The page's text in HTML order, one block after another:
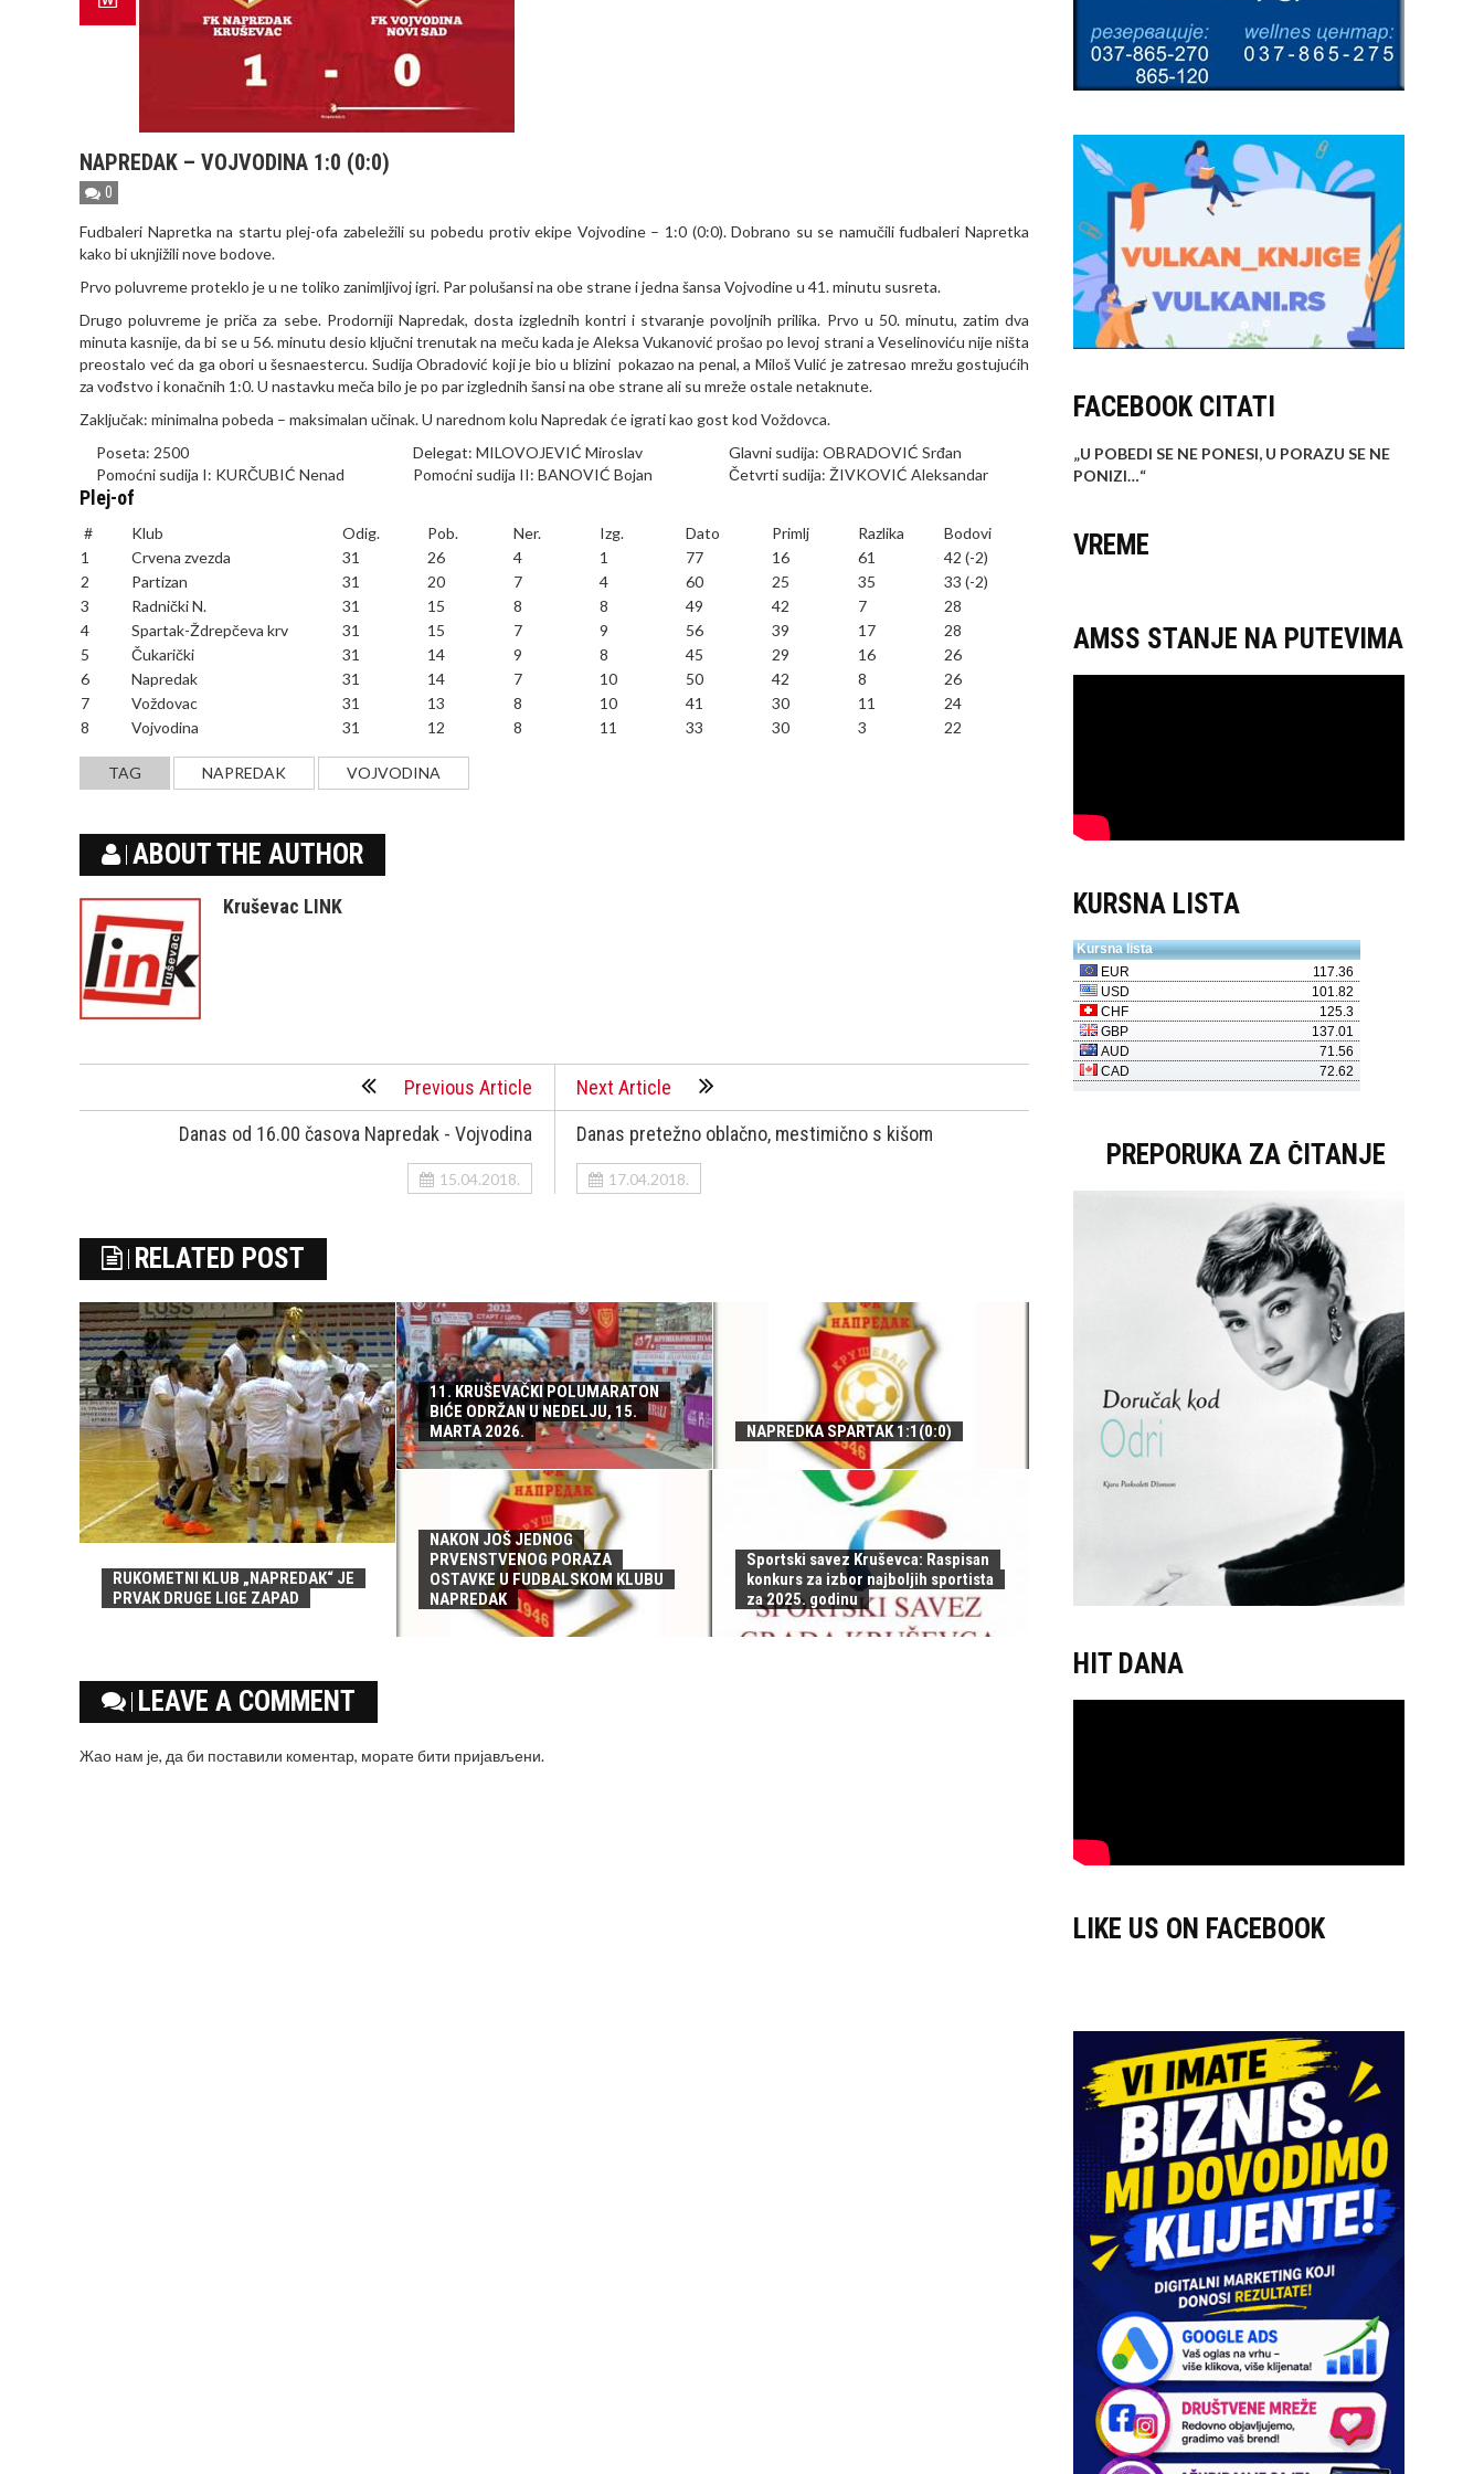
NAPREDAK – VOJVODINA 1:0 (0:0)
0
Fudbaleri Napretka na startu plej-ofa zabeležili su pobedu protiv ekipe Vojvodine – 1:0 (0:0). Dobrano su se namučili fudbaleri Napretka
kako bi uknjižili nove bodove.
Prvo poluvreme proteklo je u ne toliko zanimljivoj igri. Par polušansi na obe strane i jedna šansa Vojvodine u 41. minutu susreta.
Drugo poluvreme je priča za sebe. Prodorniji Napredak, dosta izglednih kontri i stvaranje povoljnih prilika. Prvo u 50. minutu, zatim dva
minuta kasnije, da bi se u 56. minutu desio ključni trenutak na meču kada je Aleksa Vukanović prošao po levoj strani a Veselinoviću nije ništa
preostalo već da ga obori u šesnaestercu. Sudija Obradović koji je bio u blizini pokazao na penal, a Miloš Vulić je zatresao mrežu gostujućih
za vođstvo i konačnih 1:0. U nastavku meča bilo je po par izglednih šansi na obe strane ali su mreže ostale netaknute.
Zaključak: minimalna pobeda – maksimalan učinak. U narednom kolu Napredak će igrati kao gost kod Voždovca.
Poseta: 2500
Delegat: MILOVOJEVIĆ Miroslav
Glavni sudija: OBRADOVIĆ Srđan
Pomoćni sudija I: KURČUBIĆ Nenad
Pomoćni sudija II: BANOVIĆ Bojan Četvrti sudija: ŽIVKOVIĆ Aleksandar
Plej-of
# Klub Odig. Pob. Ner. Izg. Dato Primlj Razlika
Bodovi
1
Crvena zvezda 31 26 4 1 77 16 61
42 (-2)
2
Partizan 31 20 7 4 60 25 35
33 (-2)
3
Radnički N. 31 15 8 8 49 42 7
28
4
Spartak-Ždrepčeva krv 31 15 7 9 56 39 17
28
5
Čukarički 31 14 9 8 45 29 16
26
6
Napredak 31 14 7 10 50 42 8
26
7
Voždovac 31 13 8 10 41 30 11
24
8
Vojvodina 31 12 8 11 33 30 3 22
TAG NAPREDAK VOJVODINA
ABOUT THE AUTHOR
Kruševac LINK
Previous Article
Danas od 16.00 časova Napredak - Vojvodina
15.04.2018.
Next Article
Danas pretežno oblačno, mestimično s kišom
17.04.2018.
RELATED POST
RUKOMETNI KLUB „NAPREDAK“ JE
PRVAK DRUGE LIGE ZAPAD
11. KRUŠEVAČKI POLUMARATON
BIĆE ODRŽAN U NEDELJU, 15.
MARTA 2026.
NAPREDKA SPARTAK 1:1(0:0)
NAKON JOŠ JEDNOG
PRVENSTVENOG PORAZA
OSTAVKE U FUDBALSKOM KLUBU
NAPREDAK
Sportski savez Kruševca: Raspisan
konkurs za izbor najboljih sportista
za 2025. godinu
LEAVE A COMMENT
Жао нам је, да би поставили коментар, моратебити пријављени.
FACEBOOK CITATI
„U POBEDI SE NE PONESI, U PORAZU SE NE
PONIZI…“
VREME
AMSS STANJE NA PUTEVIMA
KURSNA LISTA
PREPORUKA ZA ČITANJE
HIT DANA
LIKE US ON FACEBOOK